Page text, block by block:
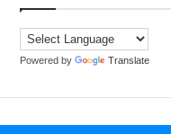
Powered by Translate